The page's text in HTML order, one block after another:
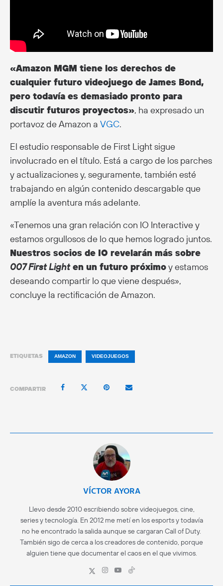
«Amazon MGM tiene los derechos de
cualquier futuro videojuego de James Bond,
pero todavía es demasiado pronto para
discutir futuros proyectos», ha expresado un
portavoz de Amazon a VGC.
El estudio responsable de First Light sigue
involucrado en el título. Está a cargo de los parches
y actualizaciones y, seguramente, también esté
trabajando en algún contenido descargable que
amplíe la aventura más adelante.
«Tenemos una gran relación con IO Interactive y
estamos orgullosos de lo que hemos logrado juntos.
Nuestros socios de IO revelarán más sobre
007 First Lighten un futuro próximoy estamos
deseando compartir lo que viene después»,
concluye la rectificación de Amazon.
ETIQUETAS AMAZON VIDEOJUEGOS
COMPARTIR
VÍCTOR AYORA
Llevo desde 2010 escribiendo sobre videojuegos, cine,
series y tecnología. En 2012 me metí en los esports y todavía
no he encontrado la salida aunque se cargaran Call of Duty.
También sigo de cerca a los creadores de contenido, porque
alguien tiene que documentar el caos en el que vivimos.